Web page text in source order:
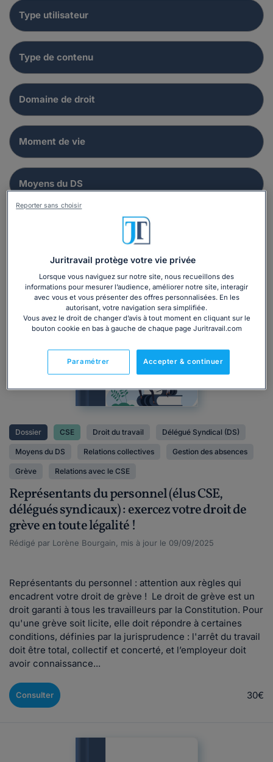
Dossier
juridique
Dossier CSE Droit du travail Délégué Syndical (DS)
Moyens du DS Relations collectives Gestion des absences
Grève Relations avec le CSE
Représentants du personnel (élus CSE,
délégués syndicaux) : exercez votre droit de
grève en toute légalité !
Rédigé par Lorène Bourgain, mis à jour le 09/09/2025
Représentants du personnel : attention aux règles qui
encadrent votre droit de grève ! Le droit de grève est un
droit garanti à tous les travailleurs par la Constitution. Pour
qu'une grève soit licite, elle doit répondre à certaines
conditions, définies par la jurisprudence : l'arrêt du travail
doit être total, collectif et concerté, et l’employeur doit
avoir connaissance...
Consulter 30€
Juritravail protège votre vie privée
Lorsque vous naviguez sur notre site, nous recueillons des
informations pour mesurer l’audience, améliorer notre site, interagir
avec vous et vous présenter des offres personnalisées. En les
autorisant, votre navigation sera simplifiée.
Vous avez le droit de changer d’avis à tout moment en cliquant sur le
bouton cookie en bas à gauche de chaque page Juritravail.com
Accepter & continuer
Paramétrer
Reporter sans choisir